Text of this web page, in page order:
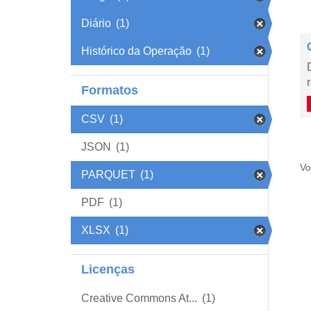
Diário (1)
Histórico da Operação (1)
Formatos
CSV (1)
JSON (1)
PARQUET (1)
PDF (1)
XLSX (1)
Licenças
Creative Commons At... (1)